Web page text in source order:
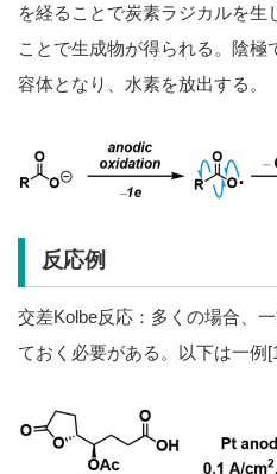
を経ることで炭素ラジカルを生
ことで生成物が得られる。陰極
容体となり、水素を放出する。
反応例
交差Kolbe反応：多くの場合、
ておく必要がある。以下は一例